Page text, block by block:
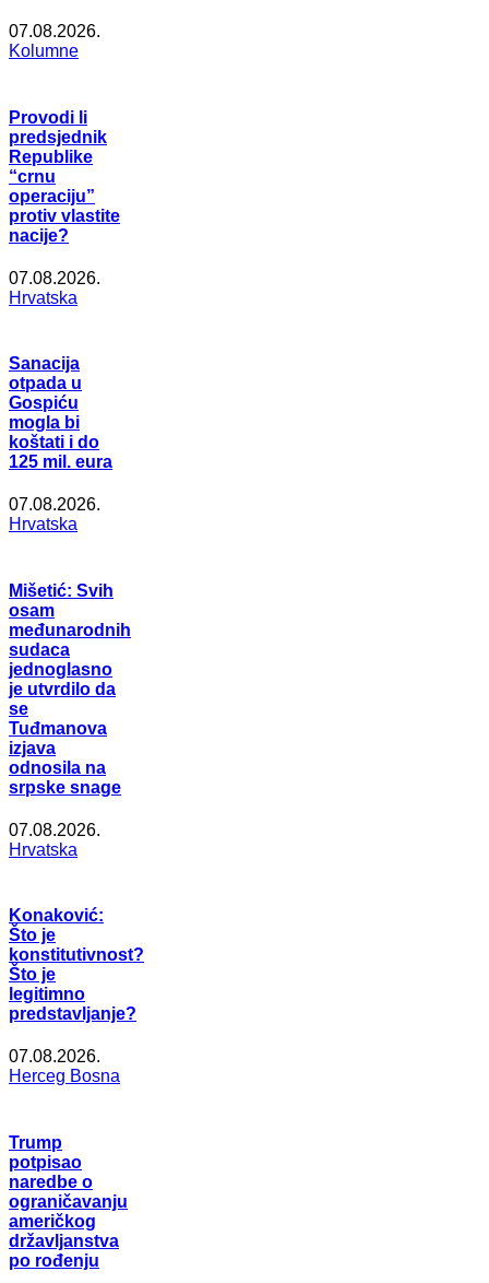
07.08.2026.
Kolumne
Provodi li
predsjednik
Republike
“crnu
operaciju”
protiv vlastite
nacije?
07.08.2026.
Hrvatska
Sanacija
otpada u
Gospiću
mogla bi
koštati i do
125 mil. eura
07.08.2026.
Hrvatska
Mišetić: Svih
osam
međunarodnih
sudaca
jednoglasno
je utvrdilo da
se
Tuđmanova
izjava
odnosila na
srpske snage
07.08.2026.
Hrvatska
Konaković:
Što je
konstitutivnost?
Što je
legitimno
predstavljanje?
07.08.2026.
Herceg Bosna
Trump
potpisao
naredbe o
ograničavanju
američkog
državljanstva
po rođenju